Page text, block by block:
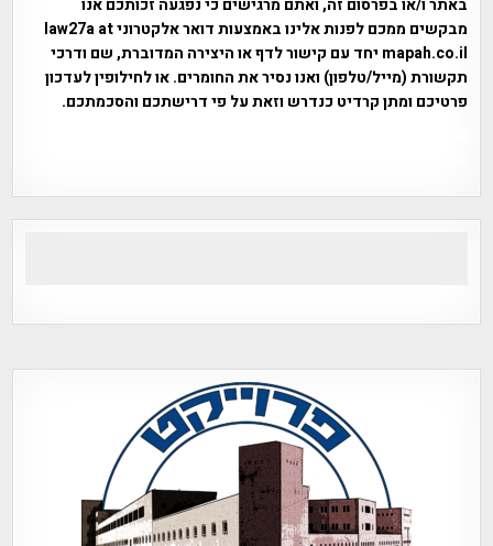
מבקשים ממכם לפנות אלינו באמצעות דואר אלקטרוני law27a at
mapah.co.il יחד עם קישור לדף או היצירה המדוברת, שם ודרכי
תקשורת (מייל/טלפון) ואנו נסיר את החומרים. או לחילופין לעדכון
פרטיכם ומתן קרדיט כנדרש וזאת על פי דרישתכם והסכמתכם.